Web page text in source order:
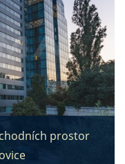
prostor